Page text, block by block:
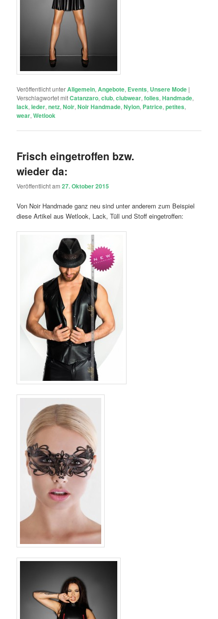
Veröffentlicht unterAllgemein,Angebote, Events, Unsere Mode |
Verschlagwortet mitCatanzaro,club,clubwear,folies,Handmade,
lack,leder,netz,Noir,Noir Handmade,Nylon, Patrice,petites,
wear,Wetlook
Frisch eingetroffen bzw.
wieder da:
Veröffentlicht am27. Oktober 2015
Von Noir Handmade ganz neu sind unter anderem zum Beispiel
diese Artikel aus Wetlook, Lack, Tüll und Stoff eingetroffen: